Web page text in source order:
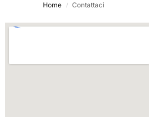
Home / Contattaci